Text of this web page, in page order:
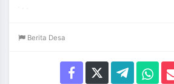
Berita Desa